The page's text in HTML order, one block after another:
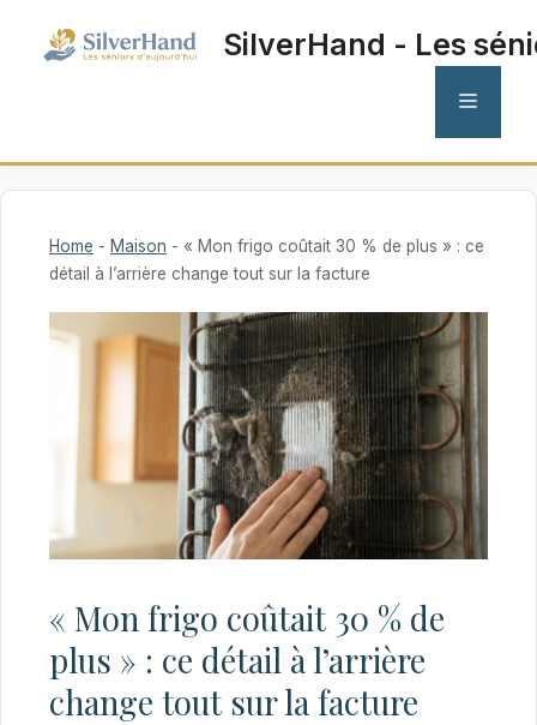
SilverHand - Les
MENU
Home - Maison - « Mon frigo coûtait 30 % de plus » : ce
détail à l’arrière change tout sur la facture
« Mon frigo coûtait 30 % de
plus » : ce détail à l’arrière
change tout sur la facture